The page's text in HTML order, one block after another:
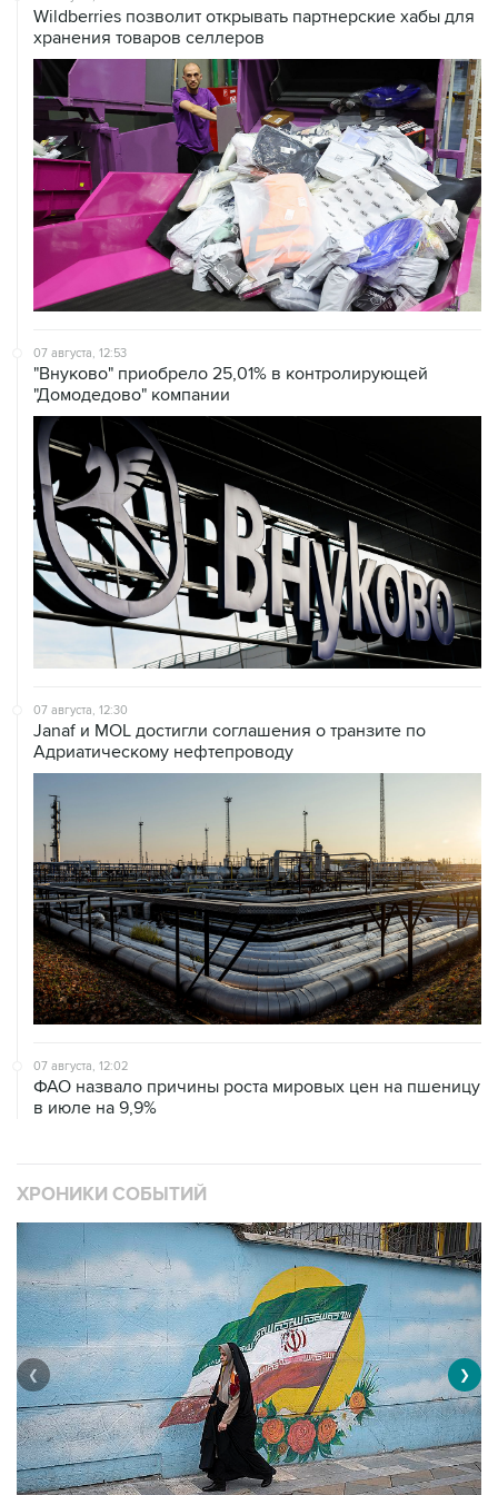
07 августа, 12:53
"Домодедово" компании
07 августа, 12:30
Адриатическому нефтепроводу
07 августа, 12:02
в июле на 9,9%
❮ ❯